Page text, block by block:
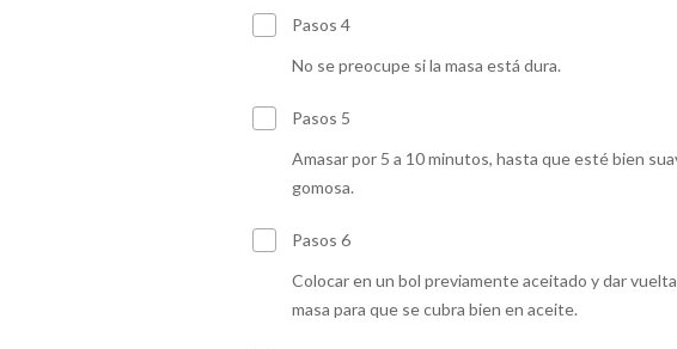
Pasos 4
No se preocupe si la masa está dura.
Pasos 5
Amasar por 5 a 10 minutos, hasta que esté bien
gomosa.
Pasos 6
Colocar en un bol previamente aceitado y dar
masa para que se cubra bien en aceite.